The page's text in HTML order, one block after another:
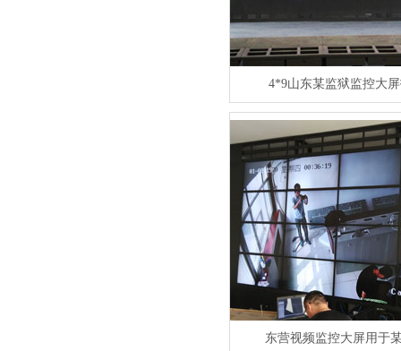
4*9山东某监狱监控大
东营视频监控大屏用于